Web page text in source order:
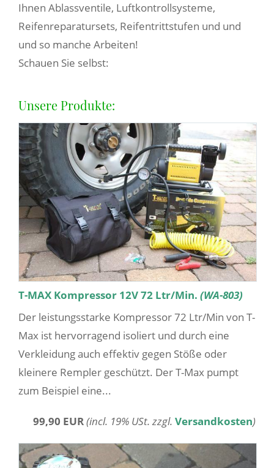
Ihnen Ablassventile, Luftkontrollsysteme,
Reifenreparatursets, Reifentrittstufen und und
und so manche Arbeiten!
Schauen Sie selbst:
Unsere Produkte:
T-MAX Kompressor 12V 72 Ltr/Min. (WA-803)
Der leistungsstarke Kompressor 72 Ltr/Min von T-
Max ist hervorragend isoliert und durch eine
Verkleidung auch effektiv gegen Stöße oder
kleinere Rempler geschützt. Der T-Max pumpt
zum Beispiel eine...
99,90 EUR(incl. 19% USt. zzgl. Versandkosten)